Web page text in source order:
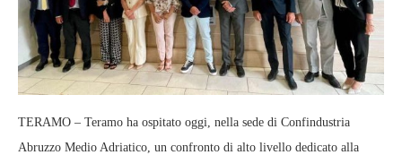
TERAMO – Teramo ha ospitato oggi, nella sede di Confindustria
Abruzzo Medio Adriatico, un confronto di alto livello dedicato alla